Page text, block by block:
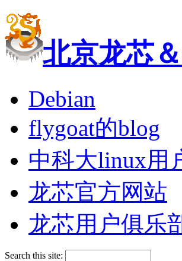
北京龙芯
Debian
flygoat的blog
中科大linux用
龙芯官方网站
龙芯用户俱乐
Search this site: